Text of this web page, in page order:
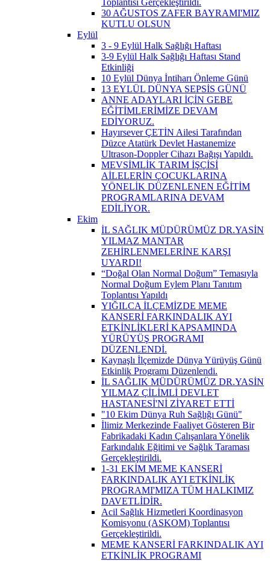
30 AĞUSTOS ZAFER BAYRAMI'MIZ
KUTLU OLSUN
Eylül
3 - 9 Eylül Halk Sağlığı Haftası
3-9 Eylül Halk Sağlığı Haftası Stand
Etkinliği
10 Eylül Dünya İntiharı Önleme Günü
13 EYLÜL DÜNYA SEPSİS GÜNÜ
ANNE ADAYLARI İÇİN GEBE
EĞİTİMLERİMİZE DEVAM
EDİYORUZ.
Hayırsever ÇETİN Ailesi Tarafından
Düzce Atatürk Devlet Hastanemize
Ultrason-Doppler Cihazı Bağışı Yapıldı.
MEVSİMLİK TARIM İŞÇİSİ
AİLELERİN ÇOCUKLARINA
YÖNELİK DÜZENLENEN EĞİTİM
PROGRAMLARINA DEVAM
EDİLİYOR.
Ekim
İL SAĞLIK MÜDÜRÜMÜZ DR.YASİN
YILMAZ MANTAR
ZEHİRLENMELERİNE KARŞI
UYARDI!
“Doğal Olan Normal Doğum” Temasıyla
Normal Doğum Eylem Planı Tanıtım
Toplantısı Yapıldı
YIĞILCA İLÇEMİZDE MEME
KANSERİ FARKINDALIK AYI
ETKİNLİKLERİ KAPSAMINDA
YÜRÜYÜŞ PROGRAMI
DÜZENLENDİ.
Kaynaşlı İlçemizde Dünya Yürüyüş Günü
Etkinlik Programı Düzenlendi.
İL SAĞLIK MÜDÜRÜMÜZ DR.YASİN
YILMAZ ÇİLİMLİ DEVLET
HASTANESİ'Nİ ZİYARET ETTİ
"10 Ekim Dünya Ruh Sağlığı Günü"
İlimiz Merkezinde Faaliyet Gösteren Bir
Fabrikadaki Kadın Çalışanlara Yönelik
Farkındalık Eğitimi ve Sağlık Taraması
Gerçekleştirildi.
1-31 EKİM MEME KANSERİ
FARKINDALIK AYI ETKİNLİK
PROGRAMI'MIZA TÜM HALKIMIZ
DAVETLİDİR.
Acil Sağlık Hizmetleri Koordinasyon
Komisyonu (ASKOM) Toplantısı
Gerçekleştirildi.
MEME KANSERİ FARKINDALIK AYI
ETKİNLİK PROGRAMI